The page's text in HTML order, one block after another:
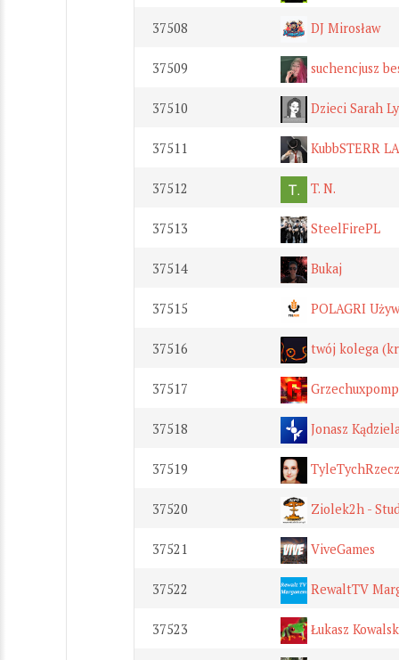
37508 DJ Mirosław
37509 suchencjusz
37510 Dzieci Sarah
37511 KubbSTERR
37512 T. N.
37513 SteelFirePL
37514 Bukaj
37515 POLAGRI
37516 twój kolega
37517
37518 Jonasz
37519
37520 Ziolek2h -
37521 ViveGames
37522 RewaltTV
37523 Łukasz